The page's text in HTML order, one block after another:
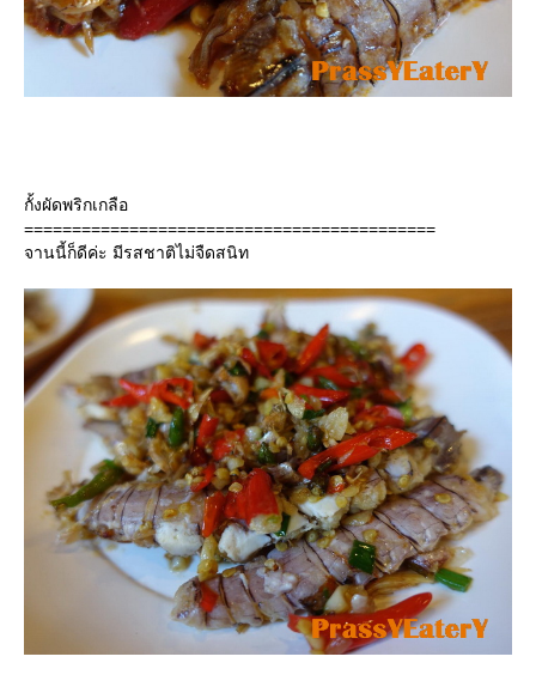
กั้งผัดพริกเกลือ
===========================================
จานนี้ก็ดีค่ะ มีรสชาติไม่จืดสนิท